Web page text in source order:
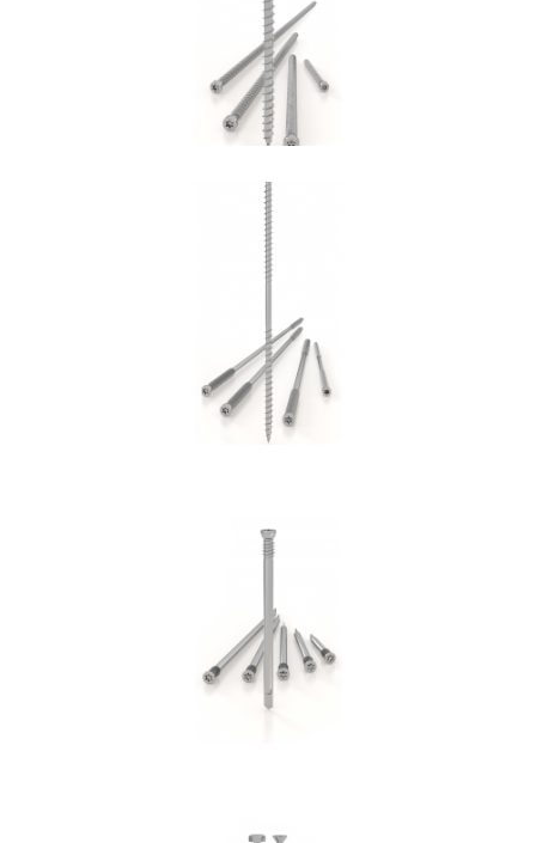
ROTHOBLAAS
Vite DGZ
ROTHOBLAAS